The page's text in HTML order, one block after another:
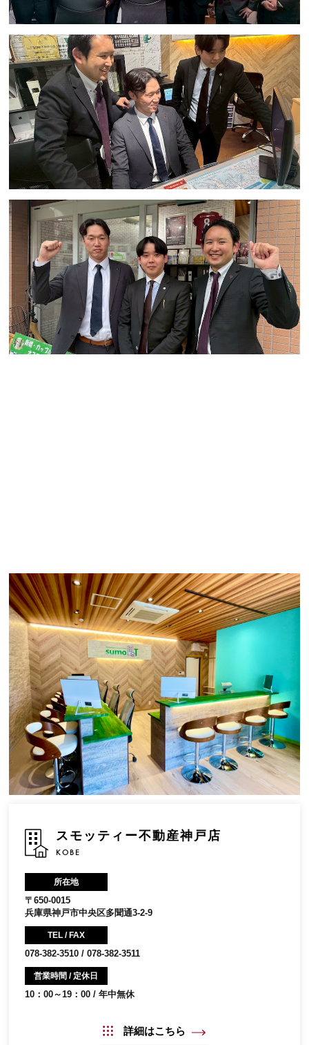
スモッティー不動産神戸店
KOBE
所在地
〒650-0015
兵庫県神戸市中央区多聞通3-2-9
TEL / FAX
078-382-3510 / 078-382-3511
営業時間 / 定休日
10：00～19：00 / 年中無休
詳細はこちら